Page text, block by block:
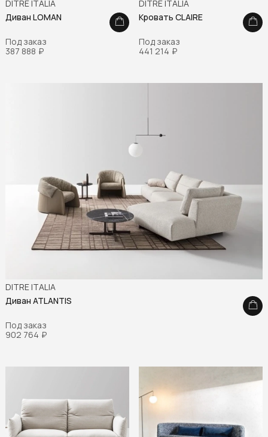
DITRE ITALIA
Диван LOMAN
Под заказ
387 888 ₽
DITRE ITALIA
Кровать CLAIRE
Под заказ
441 214 ₽
DITRE ITALIA
Диван ATLANTIS
Под заказ
902 764 ₽